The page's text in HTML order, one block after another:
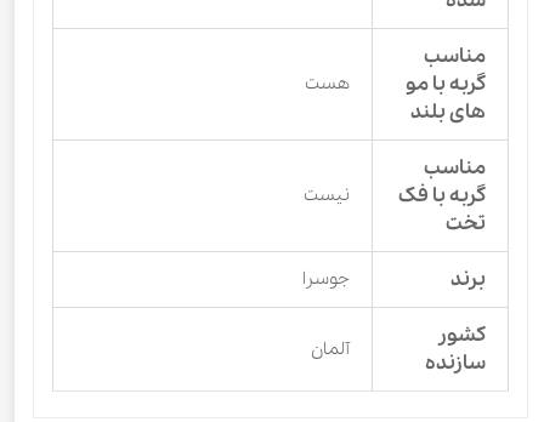
مناسب
گربه با مو
های بلند
هست
مناسب
گربه با فک
تخت
نیست
برند جوسرا
کشور
سازنده
آلمان